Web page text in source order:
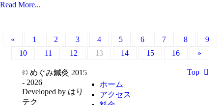
Read More...
« 1 2 3 4 5 6 7 8
9
10
11 12 13 14 15 16 »
© めぐみ鍼灸 2015
- 2026
Developed by はり
テク
ホーム
アクセス
Top